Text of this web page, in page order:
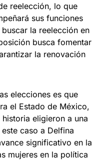
reelección, lo que
sus funciones
la reelección en
busca fomentar
la renovación
elecciones es que
el Estado de México,
eligieron a una
caso a Delfina
significativo en la
mujeres en la política